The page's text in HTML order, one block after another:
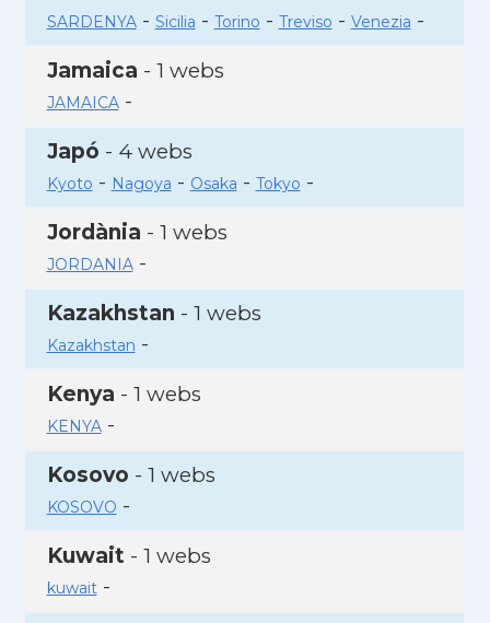
SARDENYA- Sicilia - Torino - Treviso - Venezia -
Jamaica - 1 webs
JAMAICA-
Japó - 4 webs
Kyoto - Nagoya - Osaka - Tokyo -
Jordània - 1 webs
JORDANIA-
Kazakhstan - 1 webs
Kazakhstan -
Kenya - 1 webs
KENYA-
Kosovo - 1 webs
KOSOVO -
Kuwait - 1 webs
kuwait-